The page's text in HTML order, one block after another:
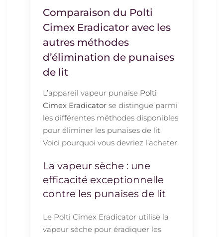
Comparaison du Polti
Cimex Eradicator avec les
autres méthodes
d’élimination de punaises
de lit
L’appareil vapeur punaise Polti
Cimex Eradicatorse distingue parmi
les différentes méthodes disponibles
pour éliminer les punaises de lit.
Voici pourquoi vous devriez l’acheter.
La vapeur sèche : une
efficacité exceptionnelle
contre les punaises de lit
Le Polti Cimex Eradicator utilise la
vapeur sèche pour éradiquer les